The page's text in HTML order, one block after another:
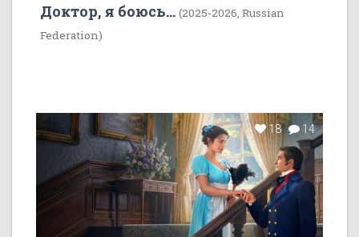
Доктор, я боюсь... (2025-2026, Russian
Federation)
18 14